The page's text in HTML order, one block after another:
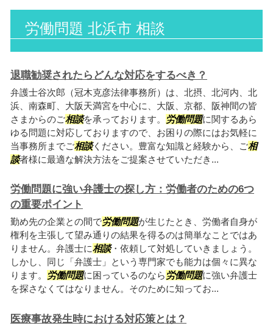
労働問題 北浜市 相談
退職勧奨されたらどんな対応をするべき？
弁護士谷次郎（冠木克彦法律事務所）は、北摂、北河内、北
浜、南森町、大阪天満宮を中心に、大阪、京都、阪神間の皆
さまからのご相談を承っております。 労働問題に関するあら
ゆる問題に対応しておりますので、お困りの際にはお気軽に
当事務所までご相談ください。豊富な知識と経験から、ご相
談者様に最適な解決方法をご提案させていただき...
労働問題に強い弁護士の探し方：労働者のための6つ
の重要ポイント
勤め先の企業との間で労働問題が生じたとき、労働者自身が
権利を主張して望み通りの結果を得るのは簡単なことではあ
りません。弁護士に相談・依頼して対処していきましょう。
しかし、同じ「弁護士」という専門家でも能力は個々に異な
ります。
労働問題に困っているのなら 労働問題に強い弁護士
を探さなくてはなりません。そのために知ってお...
医療事故発生時における対応策とは？